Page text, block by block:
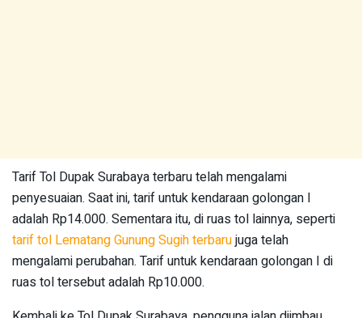
Tarif Tol Dupak Surabaya terbaru telah mengalami
penyesuaian. Saat ini, tarif untuk kendaraan golongan I
adalah Rp14.000. Sementara itu, di ruas tol lainnya, seperti
tarif tol Lematang Gunung Sugih terbarujuga telah
mengalami perubahan. Tarif untuk kendaraan golongan I di
ruas tol tersebut adalah Rp10.000.